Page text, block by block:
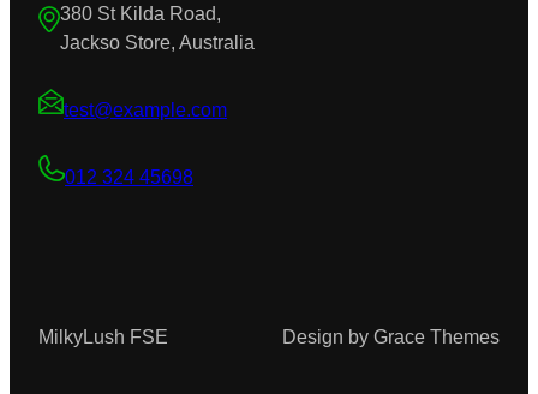
380 St Kilda Road,
Jackso Store, Australia
test@example.com
012 324 45698
MilkyLush FSE Design by Grace Themes